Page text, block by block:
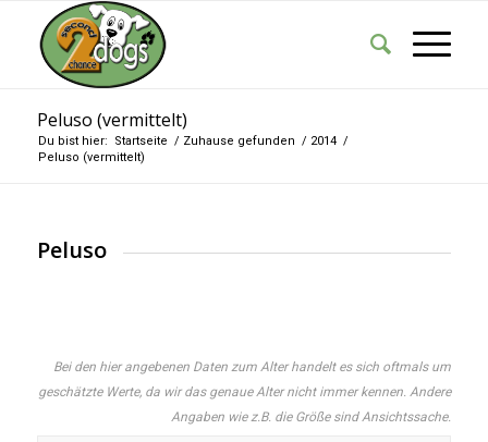
Peluso (vermittelt)
Du bist hier: Startseite / Zuhause gefunden / 2014 /
Peluso (vermittelt)
Peluso
Bei den hier angebenen Daten zum Alter handelt es sich oftmals um
geschätzte Werte, da wir das genaue Alter nicht immer kennen. Andere
Angaben wie z.B. die Größe sind Ansichtssache.